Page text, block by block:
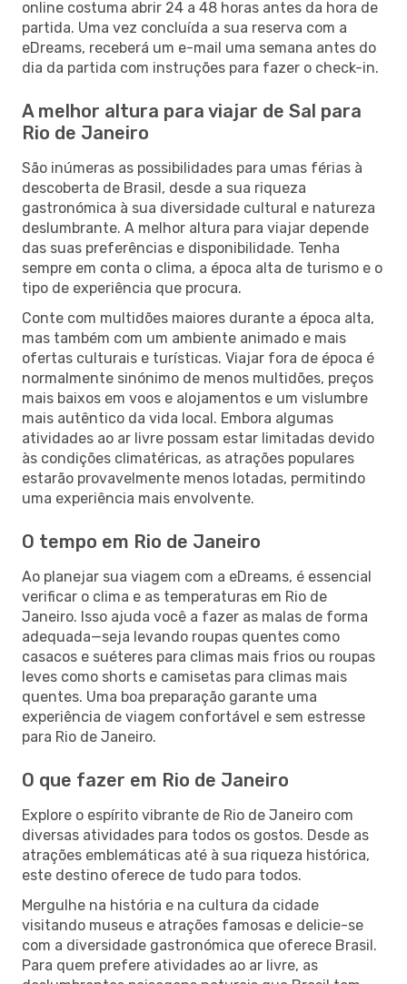
online costuma abrir 24 a 48 horas antes da hora de
partida. Uma vez concluída a sua reserva com a
eDreams, receberá um e-mail uma semana antes do
dia da partida com instruções para fazer o check-in.
A melhor altura para viajar de Sal para
Rio de Janeiro
São inúmeras as possibilidades para umas férias à
descoberta de Brasil, desde a sua riqueza
gastronómica à sua diversidade cultural e natureza
deslumbrante. A melhor altura para viajar depende
das suas preferências e disponibilidade. Tenha
sempre em conta o clima, a época alta de turismo e o
tipo de experiência que procura.
Conte com multidões maiores durante a época alta,
mas também com um ambiente animado e mais
ofertas culturais e turísticas. Viajar fora de época é
normalmente sinónimo de menos multidões, preços
mais baixos em voos e alojamentos e um vislumbre
mais autêntico da vida local. Embora algumas
atividades ao ar livre possam estar limitadas devido
às condições climatéricas, as atrações populares
estarão provavelmente menos lotadas, permitindo
uma experiência mais envolvente.
O tempo em Rio de Janeiro
Ao planejar sua viagem com a eDreams, é essencial
verificar o clima e as temperaturas em Rio de
Janeiro. Isso ajuda você a fazer as malas de forma
adequada—seja levando roupas quentes como
casacos e suéteres para climas mais frios ou roupas
leves como shorts e camisetas para climas mais
quentes. Uma boa preparação garante uma
experiência de viagem confortável e sem estresse
para Rio de Janeiro.
O que fazer em Rio de Janeiro
Explore o espírito vibrante de Rio de Janeiro com
diversas atividades para todos os gostos. Desde as
atrações emblemáticas até à sua riqueza histórica,
este destino oferece de tudo para todos.
Mergulhe na história e na cultura da cidade
visitando museus e atrações famosas e delicie-se
com a diversidade gastronómica que oferece Brasil.
Para quem prefere atividades ao ar livre, as